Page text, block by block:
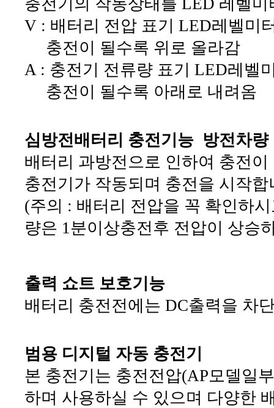
충전기의 작동상태를 LED 레벨
V : 배터리 전압 표기 LED레벨미
충전이 될수록 위로 올라감
A : 충전기 전류량 표기 LED레벨
충전이 될수록 아래로 내려옴
심방전배터리 충전기능 방전차량
배터리 과방전으로 인하여 충전
충전기가 작동되며 충전을 시작합
(주의 : 배터리 전압을 꼭 확인하
량은 1분이상충전후 전압이 상승
출력 쇼트 보호기능
배터리 충전전에는 DC출력을 차
범용 디지털 자동 충전기
본 충전기는 충전전압(AP모델일
하며 사용하실 수 있으며 다양한